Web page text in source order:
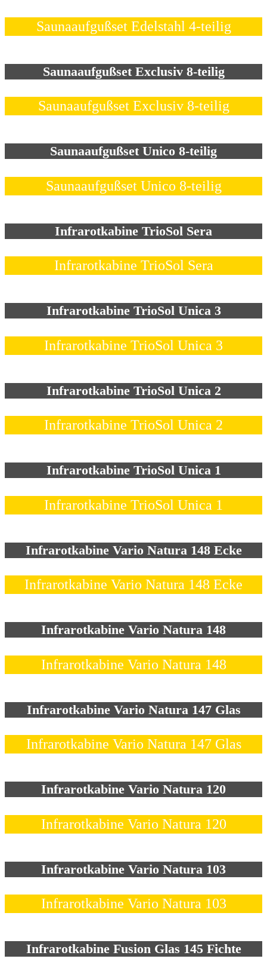
Saunaaufgußset Edelstahl 4-teilig
Saunaaufgußset Exclusiv 8-teilig
Saunaaufgußset Exclusiv 8-teilig
Saunaaufgußset Unico 8-teilig
Saunaaufgußset Unico 8-teilig
Infrarotkabine TrioSol Sera
Infrarotkabine TrioSol Sera
Infrarotkabine TrioSol Unica 3
Infrarotkabine TrioSol Unica 3
Infrarotkabine TrioSol Unica 2
Infrarotkabine TrioSol Unica 2
Infrarotkabine TrioSol Unica 1
Infrarotkabine TrioSol Unica 1
Infrarotkabine Vario Natura 148 Ecke
Infrarotkabine Vario Natura 148 Ecke
Infrarotkabine Vario Natura 148
Infrarotkabine Vario Natura 148
Infrarotkabine Vario Natura 147 Glas
Infrarotkabine Vario Natura 147 Glas
Infrarotkabine Vario Natura 120
Infrarotkabine Vario Natura 120
Infrarotkabine Vario Natura 103
Infrarotkabine Vario Natura 103
Infrarotkabine Fusion Glas 145 Fichte